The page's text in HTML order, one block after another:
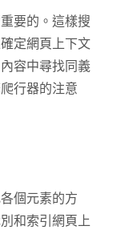
要的。這樣搜
定網頁上下文
容中尋找同義
行器的注意
個元素的方
和索引網頁上